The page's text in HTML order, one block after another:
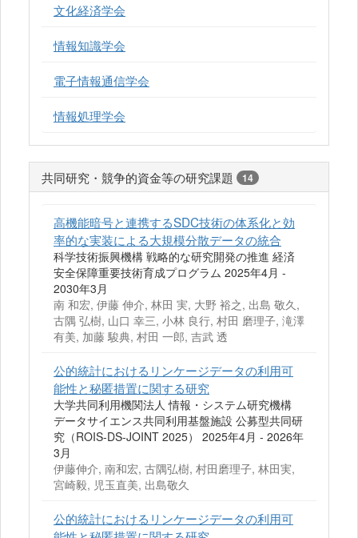
文化経済学会
情報知識学会
電子情報通信学会
情報処理学会
共同研究・競争的資金等の研究課題 14
高機能暗号と連携するSDC技術の体系化と効
率的な実装による大規模分散データの統合
科学技術振興機構 戦略的な研究開発の推進 経済
安全保障重要技術育成プログラム 2025年4月 -
2030年3月
南 和宏, 伊藤 伸介, 林田 実, 大野 裕之, 出島 敬久,
古隅 弘樹, 山口 幸三, 小林 良行, 村田 磨理子, 滝澤
有美, 加藤 駿典, 村田 一郎, 吉武 透
公的統計におけるリンケージデータの利用可
能性と秘匿措置に関する研究
大学共同利用機関法人 情報・システム研究機構
データサイエンス共同利用基盤施設 公募型共同研
究（ROIS-DS-JOINT 2025） 2025年4月 - 2026年
3月
伊藤伸介, 南和宏, 古隅弘樹, 村田磨理子, 林田実,
宮崎毅, 児玉直美, 出島敬久
公的統計におけるリンケージデータの利用可